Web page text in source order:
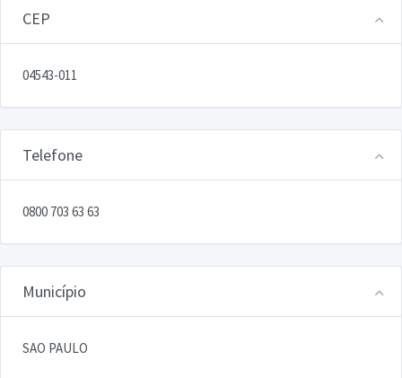
CEP
04543-011
Telefone
0800 703 63 63
Município
SAO PAULO